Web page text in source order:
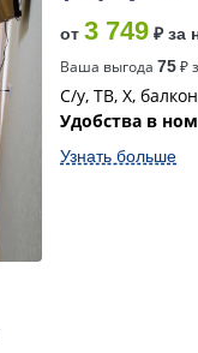
от 3 749 ₽ за
Ваша выгода 75₽
С/у, ТВ, Х,
Удобства в
Узнать больше